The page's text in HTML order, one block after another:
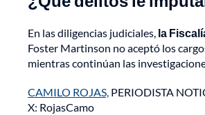
En las diligencias judiciales, la
Foster Martinson no aceptó los
mientras continúan las
CAMILO ROJAS, PERIODISTA
X: RojasCamo